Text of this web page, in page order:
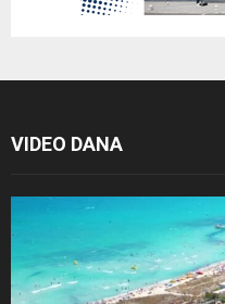
VIDEO DANA